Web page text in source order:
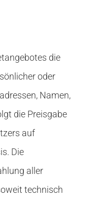
die
oder
Namen,
die Preisgabe
auf
Die
aller
technisch